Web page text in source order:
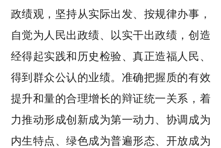
政绩观，坚持从实际出发、按规律办事，
自觉为人民出政绩、以实干出政绩，创造
经得起实践和历史检验、真正造福人民、
得到群众公认的业绩。准确把握质的有效
提升和量的合理增长的辩证统一关系，着
力推动形成创新成为第一动力、协调成为
内生特点、绿色成为普遍形态、开放成为